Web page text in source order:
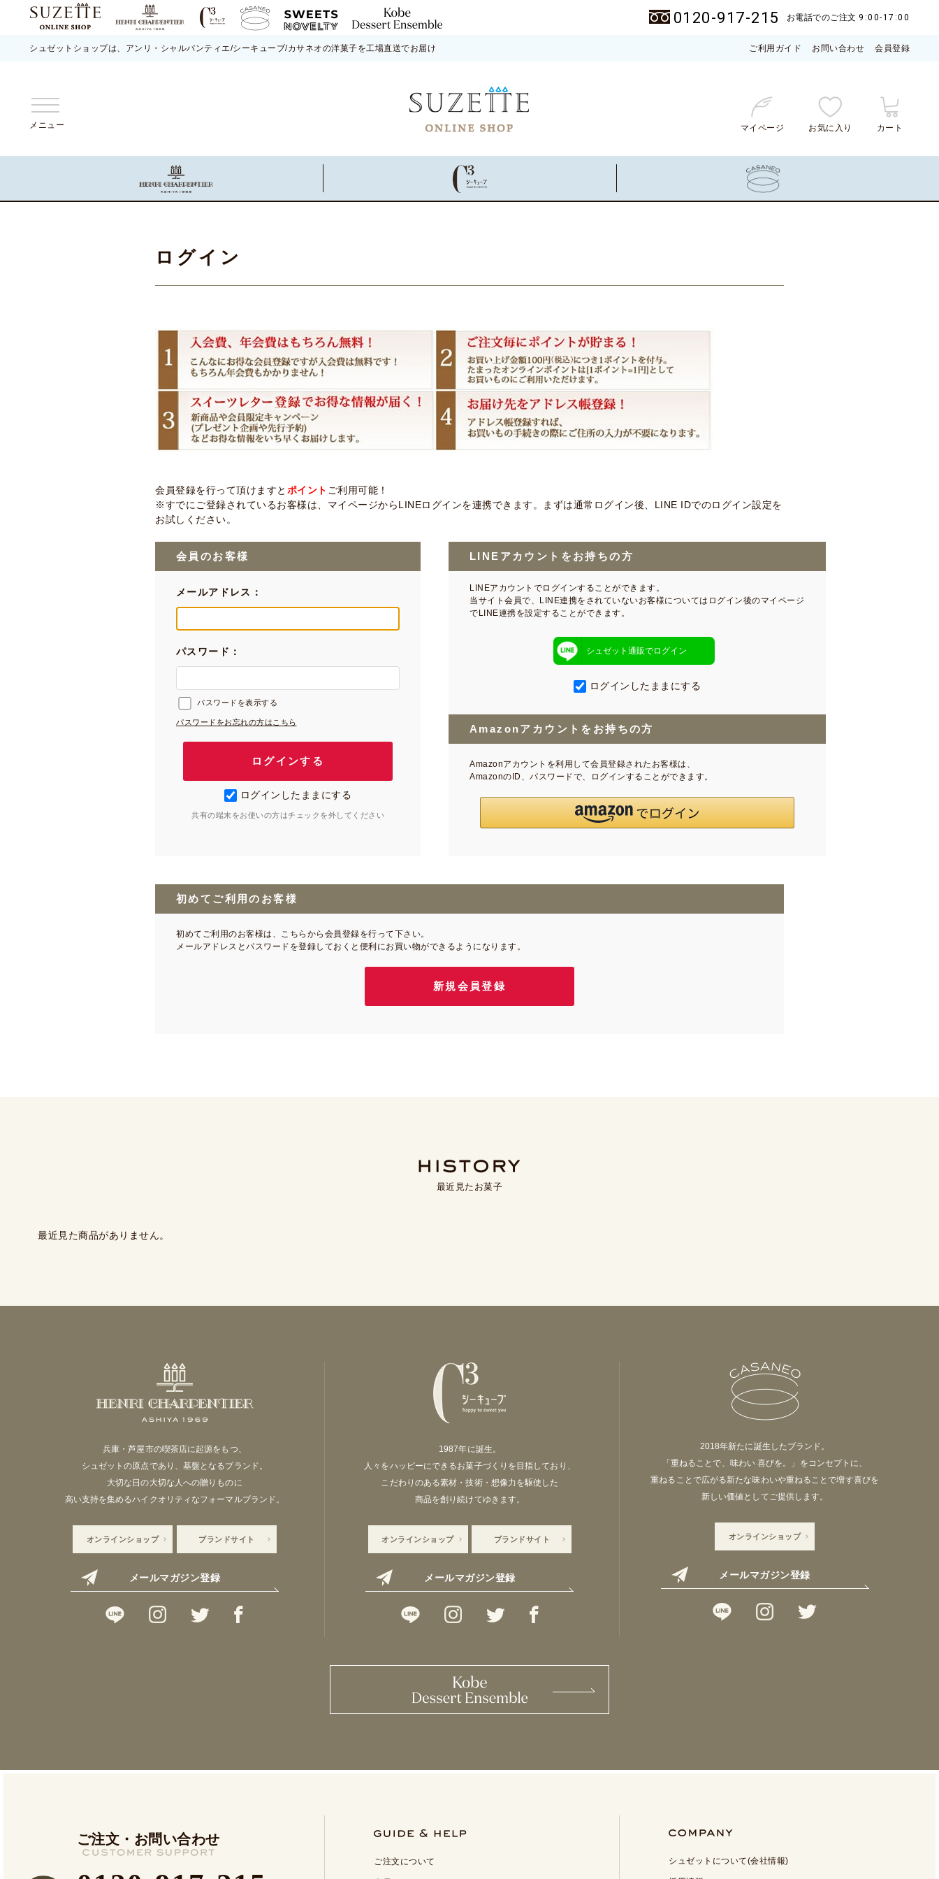
0120-917-215 お電話でのご注文 9:00-17:00
シュゼットショップは、アンリ・シャルパンティエ/シーキューブ/カサネオの洋菓子を工場直送でお届け ご利用ガイド お問い合わせ 会員登録
メニュー マイページ お気に入り カート
ログイン
会員登録を行って頂けますと ポイント ご利用可能！
※すでにご登録されているお客様は、マイページからLINEログインを連携できます。まずは通常ログイン後、LINE IDでのログイン設定を
お試しください。
会員のお客様
メールアドレス：
パスワード：
パスワードを表示する
パスワードをお忘れの方はこちら
ログインしたままにする
共有の端末をお使いの方はチェックを外してください
LINEアカウントをお持ちの方
LINEアカウントでログインすることができます。
当サイト会員で、LINE連携をされていないお客様についてはログイン後のマイページ
でLINE連携を設定することができます。
シュゼット通販でログイン
ログインしたままにする
Amazonアカウントをお持ちの方
Amazonアカウントを利用して会員登録されたお客様は、
AmazonのID、パスワードで、ログインすることができます。
初めてご利用のお客様
初めてご利用のお客様は、こちらから会員登録を行って下さい。
メールアドレスとパスワードを登録しておくと便利にお買い物ができるようになります。
最近見たお菓子
最近見た商品がありません。
兵庫・芦屋市の喫茶店に起源をもつ、
シュゼットの原点であり、基盤となるブランド。
大切な日の大切な人への贈りものに
高い支持を集めるハイクオリティなフォーマルブランド。
オンラインショップ ブランドサイト
メールマガジン登録
1987年に誕生。
人々をハッピーにできるお菓子づくりを目指しており、
こだわりのある素材・技術・想像力を駆使した
商品を創り続けてゆきます。
オンラインショップ ブランドサイト
メールマガジン登録
2018年新たに誕生したブランド。
「重ねることで、味わい 喜びを。」をコンセプトに、
重ねることで広がる新たな味わいや重ねることで増す喜びを
新しい価値としてご提供します。
オンラインショップ
メールマガジン登録
ご注文・お問い合わせ
ご注文について シュゼットについて(会社情報)